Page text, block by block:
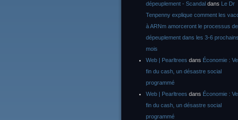
dépeuplement - Scandal dans Le Dr
Tenpenny explique comment les
à ARNm amorceront le processus de
dépeuplement dans les 3-6 prochains
mois
Web | Pearltrees dans Économie :
fin du cash, un désastre social
programmé
Web | Pearltrees dans Économie :
fin du cash, un désastre social
programmé